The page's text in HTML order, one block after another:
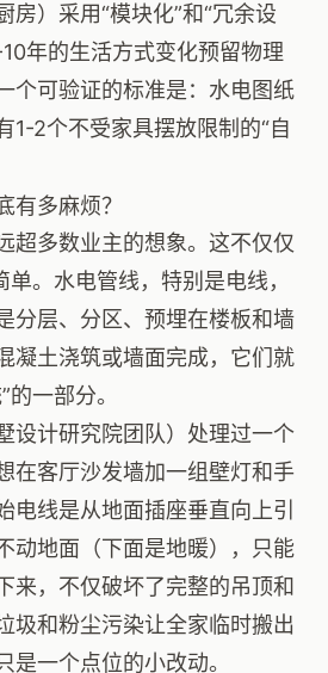
房）采用“模块化”和“冗余设
年的生活方式变化预留物理
个可验证的标准是：水电图纸
1-2个不受家具摆放限制的“自
有多麻烦？
超多数业主的想象。这不仅仅
单。水电管线，特别是电线，
分层、分区、预埋在楼板和墙
凝土浇筑或墙面完成，它们就
一部分。
设计研究院团队）处理过一个
在客厅沙发墙加一组壁灯和手
电线是从地面插座垂直向上引
动地面（下面是地暖），只能
来，不仅破坏了完整的吊顶和
圾和粉尘污染让全家临时搬出
是一个点位的小改动。